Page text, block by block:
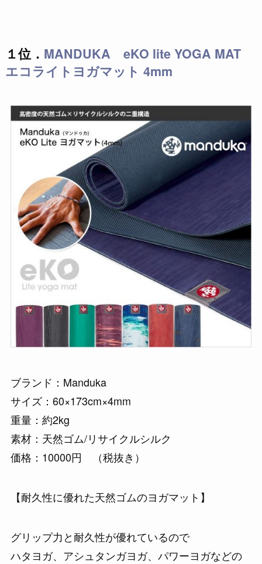
１位． MANDUKA eKO lite YOGA MAT
エコライトヨガマット 4mm
ブランド：Manduka
サイズ：60×173cm×4mm
重量：約2kg
素材：天然ゴム/リサイクルシルク
価格：10000円 （税抜き）
【耐久性に優れた天然ゴムのヨガマット】
グリップ力と耐久性が優れているので
ハタヨガ、アシュタンガヨガ、パワーヨガなどの